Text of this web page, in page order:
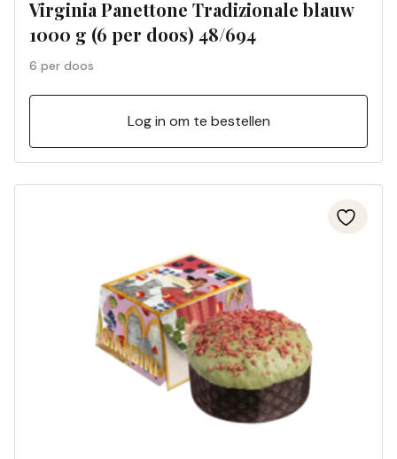
Virginia Panettone Tradizionale blauw
1000 g (6 per doos) 48/694
6 per doos
Log in om te bestellen